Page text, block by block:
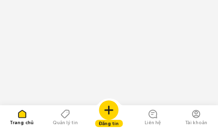
Trang chủ Quản lý tin Đăng tin Liên hệ Tài khoản